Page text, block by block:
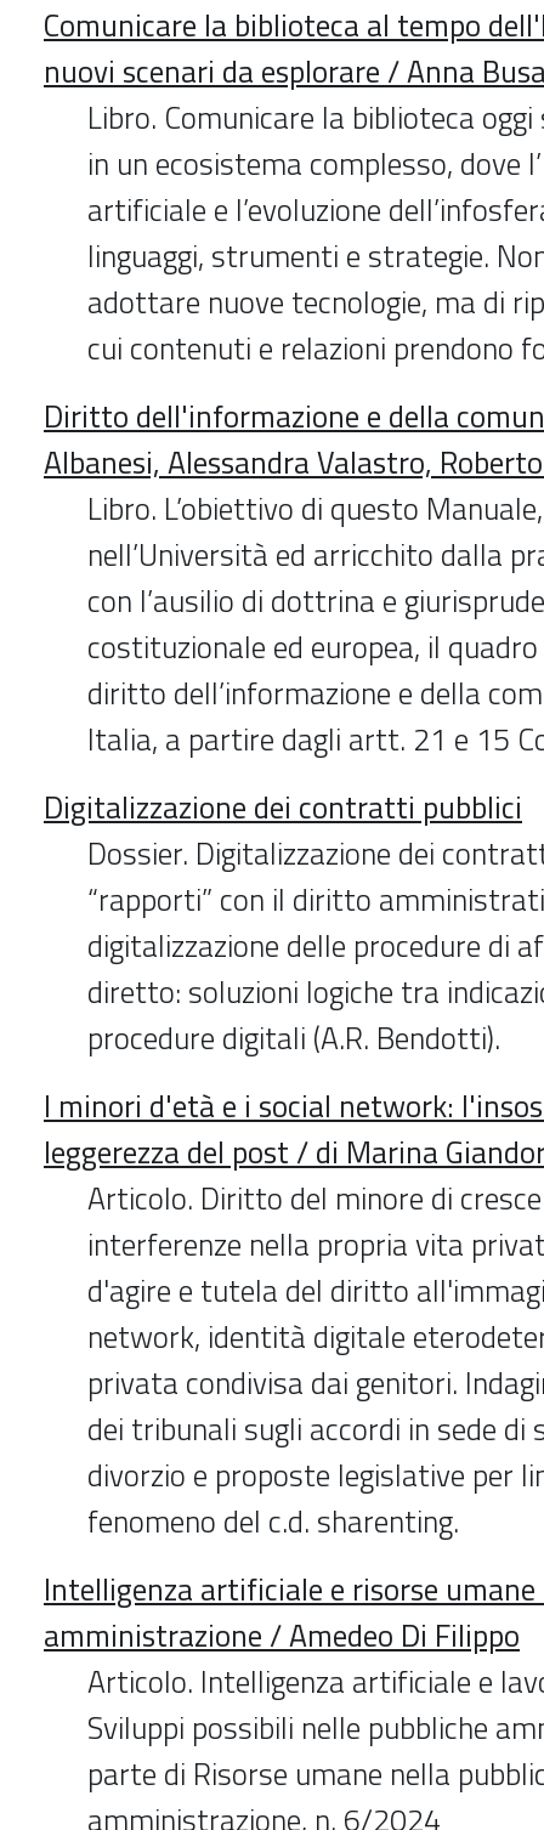
Comunicare la biblioteca al tempo
nuovi scenari da esplorare / Anna
Libro. Comunicare la biblioteca
in un ecosistema complesso, dove
artificiale e l’evoluzione
linguaggi, strumenti e strategie.
adottare nuove tecnologie, ma di
cui contenuti e relazioni prendono
Diritto dell'informazione e della
Albanesi, Alessandra Valastro,
Libro. L’obiettivo di questo
nell’Università ed arricchito dalla
con l’ausilio di dottrina e
costituzionale ed europea, il
diritto dell’informazione e della
Italia, a partire dagli artt. 21 e 15
Digitalizzazione dei contratti pubblici
Dossier. Digitalizzazione dei
“rapporti” con il diritto
digitalizzazione delle procedure di
diretto: soluzioni logiche tra
procedure digitali (A.R. Bendotti).
I minori d'età e i social network:
leggerezza del post / di Marina
Articolo. Diritto del minore di
interferenze nella propria vita
d'agire e tutela del diritto
network, identità digitale
privata condivisa dai genitori.
dei tribunali sugli accordi in sede di
divorzio e proposte legislative per
fenomeno del c.d. sharenting.
Intelligenza artificiale e risorse
amministrazione / Amedeo Di Filippo
Articolo. Intelligenza artificiale e
Sviluppi possibili nelle pubbliche
parte di Risorse umane nella
amministrazione, n. 6/2024